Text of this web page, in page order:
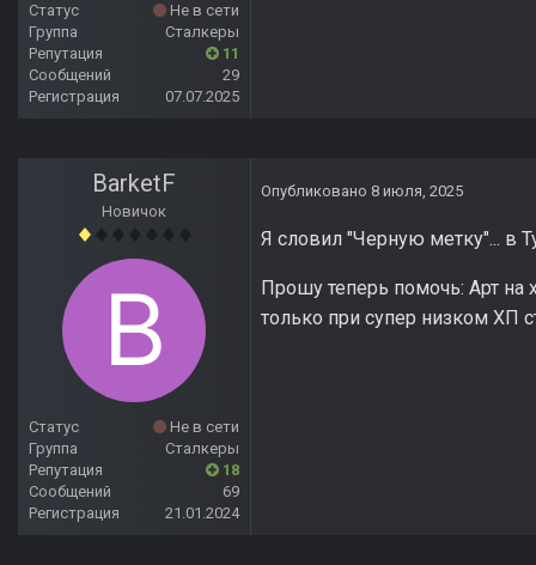
Статус
Не в сети
Группа
Сталкеры
Репутация
11
Сообщений
29
Регистрация
07.07.2025
BarketF
Новичок
Статус
Не в сети
Группа
Сталкеры
Репутация
18
Сообщений
69
Регистрация
21.01.2024
Опубликовано 8 июля, 2025
Я словил "Черную метку"... в
Прошу теперь помочь: Арт на
только при супер низком ХП